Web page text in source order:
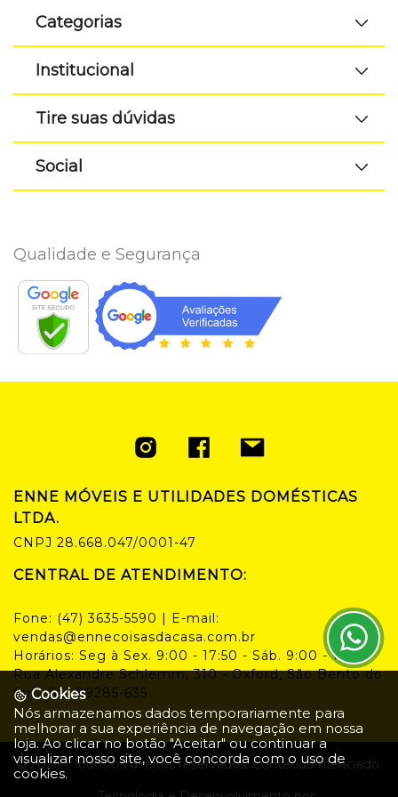
Categorias
Institucional
Tire suas dúvidas
Social
Qualidade e Segurança
ENNE MÓVEIS E UTILIDADES DOMÉSTICAS
LTDA.
CNPJ 28.668.047/0001-47
CENTRAL DE ATENDIMENTO:
Fone: (47) 3635-5590 | E-mail:
vendas@ennecoisasdacasa.com.br
Horários: Seg à Sex. 9:00 - 17:50 - Sáb. 9:00 - 14:00
Rua Alexandre Schlemm, 310 - Oxford, São Bento do
Sul - SC, 89285-635
©2026- Todos os direitos reservados. Conteúdo licenciado.
Cookies
Nós armazenamos dados temporariamente para
melhorar a sua experiência de navegação em nossa
loja. Ao clicar no botão "Aceitar" ou continuar a
visualizar nosso site, você concorda com o uso de
cookies.